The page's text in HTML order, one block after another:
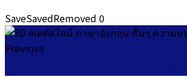
SaveSavedRemoved 0
Previous